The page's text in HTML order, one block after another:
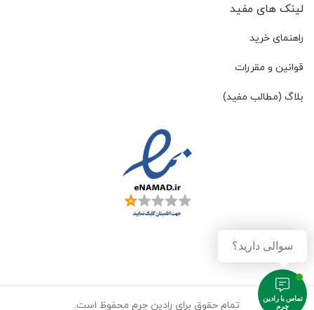
لینک های مفید
راهنمای خرید
قوانین و مقررات
بلاگ (مطالب مفید)
تمام حقوق برای رادین چرم محفوظ است.
تماس با رادین
چرم
سوالی دارید؟